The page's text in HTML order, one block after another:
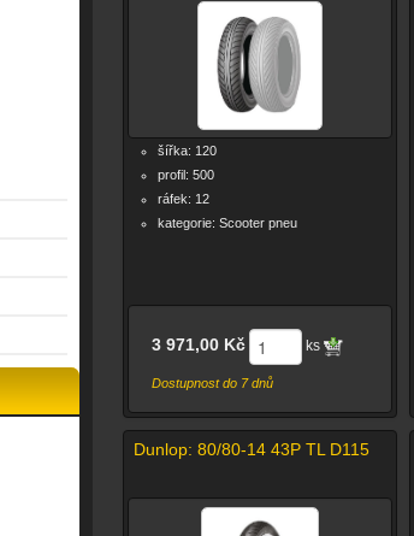
šířka: 120
profil: 500
ráfek: 12
kategorie: Scooter pneu
3 971,00 Kč ks
Dostupnost do 7 dnů
Dunlop: 80/80-14 43P TL D115